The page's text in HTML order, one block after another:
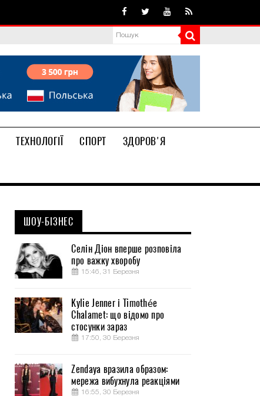
ТЕХНОЛОГІЇ СПОРТ
ЗДОРОВ'Я
ШОУ-БІЗНЕС
Селін Діон вперше розповіла
про важку хворобу
15:46, 31 Березня
Kylie Jenner і Timothée
Chalamet: що відомо про
стосунки зараз
17:50, 30 Березня
Zendaya вразила образом:
мережа вибухнула реакціями
16:55, 30 Березня